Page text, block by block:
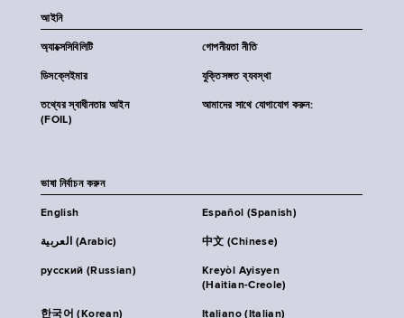
আইনি
অ্যাক্সেসিবিলিটি গোপনীয়তা নীতি
ডিসক্লেইমার যুক্তিসঙ্গত ব্যবস্থা
তথ্যের স্বাধীনতার আইন
(FOIL)
আমাদের সাথে যোগাযোগ করুন:
ভাষা নির্বাচন করুন
English Español (Spanish)
العربية (Arabic) 中文 (Chinese)
русский (Russian)
Kreyòl Ayisyen
(Haitian-Creole)
한국어 (Korean) Italiano (Italian)